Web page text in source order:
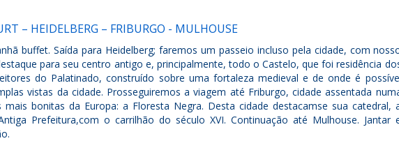
– HEIDELBERG – FRIBURGO - MULHOUSE
buffet. Saída para Heidelberg; faremos um passeio incluso pela cidade, com
para seu centro antigo e, principalmente, todo o Castelo, que foi residência
do Palatinado, construído sobre uma fortaleza medieval e de onde é
vistas da cidade. Prosseguiremos a viagem até Friburgo, cidade assentada
mais bonitas da Europa: a Floresta Negra. Desta cidade destacamse sua catedral,
Prefeitura,com o carrilhão do século XVI. Continuação até Mulhouse. Jantar